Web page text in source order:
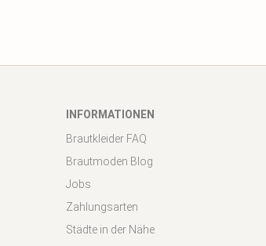
INFORMATIONEN
Brautkleider FAQ
Brautmoden Blog
Jobs
Zahlungsarten
Städte in der Nähe